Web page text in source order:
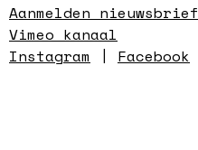
Aanmelden nieuwsbrief
Vimeo kanaal
Instagram | Facebook